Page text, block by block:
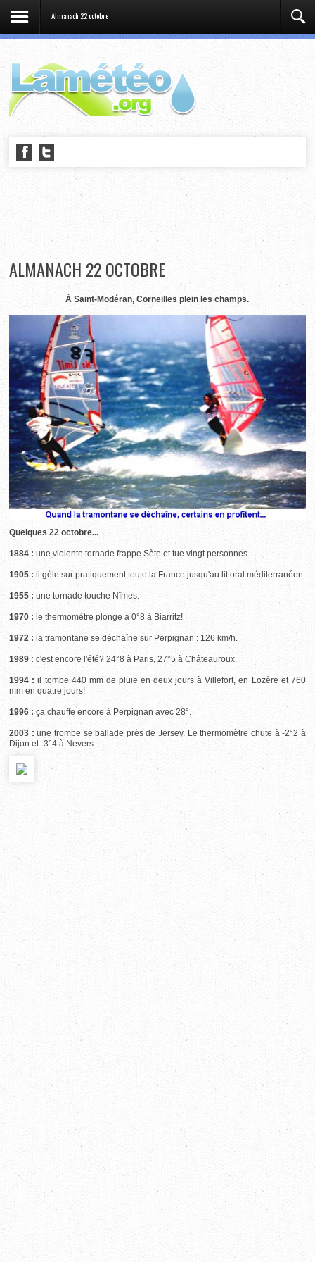
Almanach 22 octobre
ALMANACH 22 OCTOBRE
À Saint-Modéran, Corneilles plein les champs.
Quelques 22 octobre...
1884 : une violente tornade frappe Sète et tue vingt personnes.
1905 : il gèle sur pratiquement toute la France jusqu'au littoral méditerranéen.
1955 : une tornade touche Nîmes.
1970 : le thermomètre plonge à 0°8 à Biarritz!
1972 : la tramontane se déchaîne sur Perpignan : 126 km/h.
1989 : c'est encore l'été? 24°8 à Paris, 27°5 à Châteauroux.
1994 : il tombe 440 mm de pluie en deux jours à Villefort, en Lozère et 760
mm en quatre jours!
1996 : ça chauffe encore à Perpignan avec 28°.
2003 : une trombe se ballade près de Jersey. Le thermomètre chute à -2°2 à
Dijon et -3°4 à Nevers.